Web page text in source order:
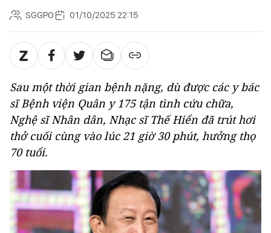
SGGPO 01/10/2025 22:15
Sau một thời gian bệnh nặng, dù được các y bác
sĩ Bệnh viện Quân y 175 tận tình cứu chữa,
Nghệ sĩ Nhân dân, Nhạc sĩ Thế Hiển đã trút hơi
thở cuối cùng vào lúc 21 giờ 30 phút, hưởng thọ
70 tuổi.